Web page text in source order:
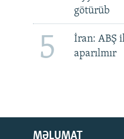
götürüb
5
İran: ABŞ
aparılmır
MƏLUMAT